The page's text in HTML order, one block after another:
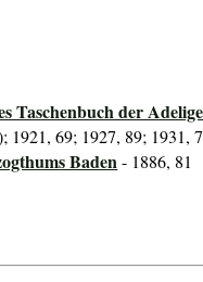
Taschenbuch der
1921, 69; 1927, 89; 1931,
Baden- 1886, 81